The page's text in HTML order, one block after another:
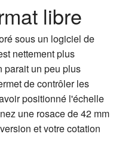
libre
sous un logiciel de
nettement plus
parait un peu plus
de contrôler les
positionné l'échelle
une rosace de 42 mm
et votre cotation